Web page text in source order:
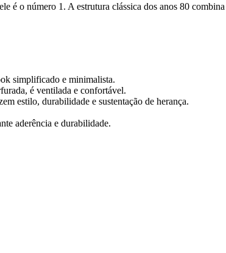
é o número 1. A estrutura clássica dos anos 80
simplificado e minimalista.
é ventilada e confortável.
estilo, durabilidade e sustentação de herança.
aderência e durabilidade.